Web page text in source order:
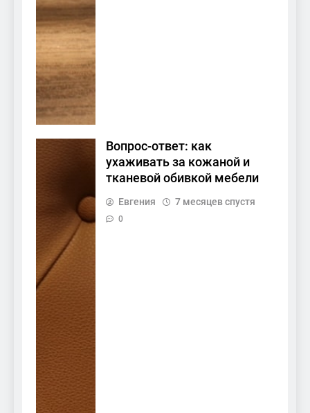
Вопрос-ответ: как
ухаживать за кожаной и
тканевой обивкой мебели
Евгения 7 месяцев спустя
0